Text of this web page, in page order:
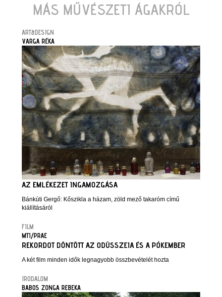
MÁS MŰVÉSZETI ÁGAKRÓL
ART&DESIGN
VARGA RÉKA
AZ EMLÉKEZET INGAMOZGÁSA
Bánkúti Gergő: Kőszikla a házam, zöld mező takaróm című
kiállításáról
FILM
MTI/PRAE
REKORDOT DÖNTÖTT AZ ODÜSSZEIA ÉS A PÓKEMBER
A két film minden idők legnagyobb összbevételét hozta
IRODALOM
BABOS ZONGA REBEKA